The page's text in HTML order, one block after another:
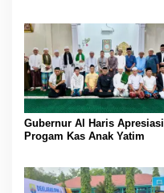
Gubernur Al Haris Apresiasi
Progam Kas Anak Yatim